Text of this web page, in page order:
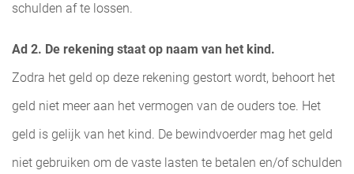
schulden af te lossen.
Ad 2. De rekening staat op naam van het kind.
Zodra het geld op deze rekening gestort wordt, behoort het
geld niet meer aan het vermogen van de ouders toe. Het
geld is gelijk van het kind. De bewindvoerder mag het geld
niet gebruiken om de vaste lasten te betalen en/of schulden